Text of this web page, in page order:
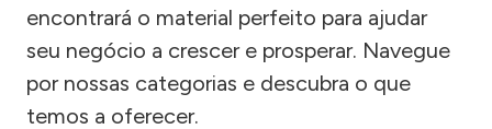
encontrará o material perfeito para ajudar
seu negócio a crescer e prosperar. Navegue
por nossas categorias e descubra o que
temos a oferecer.